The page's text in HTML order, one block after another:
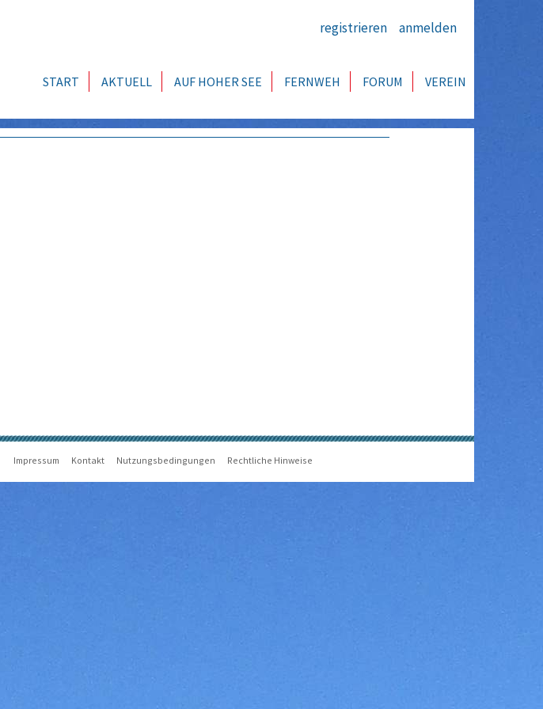
registrieren anmelden
START AKTUELL AUF HOHER SEE FERNWEH FORUM VEREIN
Impressum Kontakt Nutzungsbedingungen Rechtliche Hinweise